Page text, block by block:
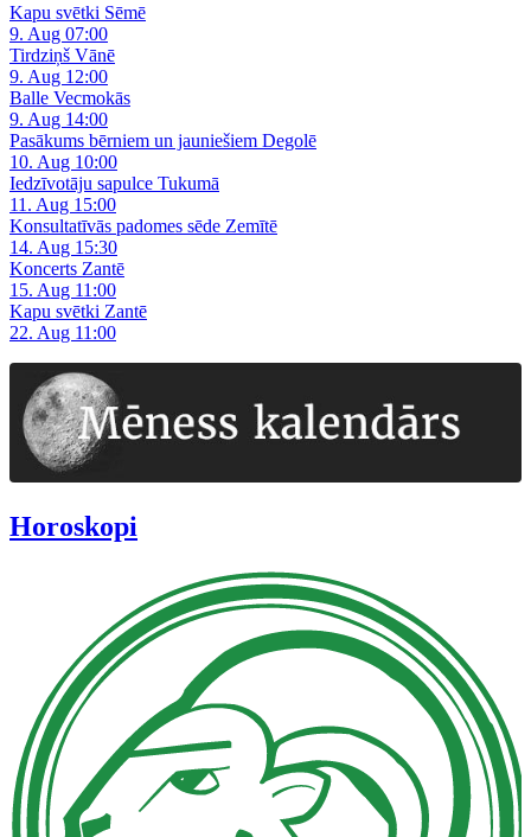
Kapu svētki Sēmē
9. Aug 07:00
Tirdziņš Vānē
9. Aug 12:00
Balle Vecmokās
9. Aug 14:00
Pasākums bērniem un jauniešiem Degolē
10. Aug 10:00
Iedzīvotāju sapulce Tukumā
11. Aug 15:00
Konsultatīvās padomes sēde Zemītē
14. Aug 15:30
Koncerts Zantē
15. Aug 11:00
Kapu svētki Zantē
22. Aug 11:00
Horoskopi